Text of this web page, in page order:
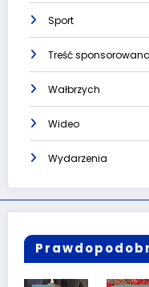
Sport
Treść sponsorowana
Wałbrzych
Wideo
Wydarzenia